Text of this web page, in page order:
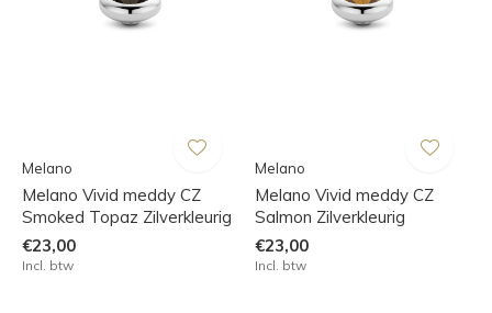
Melano
Melano Vivid meddy CZ
Smoked Topaz Zilverkleurig
€23,00
Incl. btw
Melano
Melano Vivid meddy CZ
Salmon Zilverkleurig
€23,00
Incl. btw